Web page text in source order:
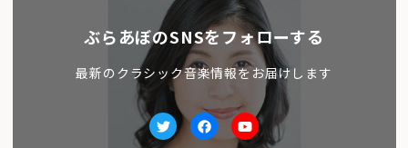
ぶらあぼのSNSをフォローする
最新のクラシック音楽情報をお届けします
TwitterfacebookYoutube